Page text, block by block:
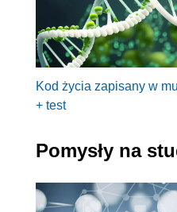
Kod życia zapisany w
+ test
Pomysły na